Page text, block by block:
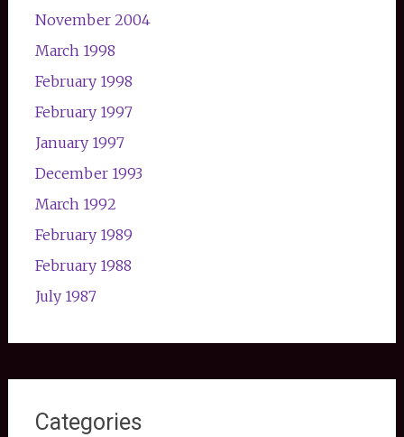
November 2004
March 1998
February 1998
February 1997
January 1997
December 1993
March 1992
February 1989
February 1988
July 1987
Categories